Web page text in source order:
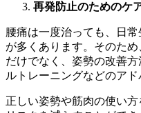
再発防止のためのケ
腰痛は一度治っても、日
が多くあります。そのた
だけでなく、姿勢の改善
ルトレーニングなどのアド
正しい姿勢や筋肉の使い